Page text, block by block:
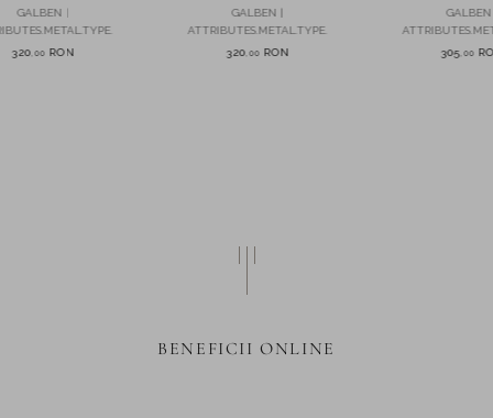
GALBEN |
320 00 RON
cultura
GALBEN |
ATTRIBUTES.METAL.TYPE.
320 00 RON
305 00
BENEFICII ONLINE